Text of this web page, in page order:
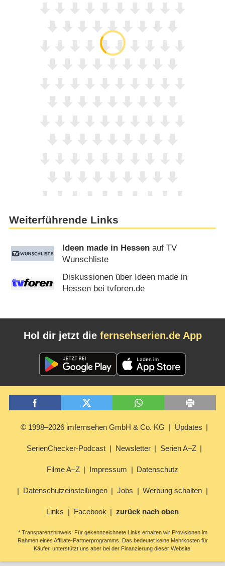
Weiterführende Links
Ideen made in Hessen auf TV
Wunschliste
Diskussionen über Ideen made in
Hessen bei tvforen.de
Hol dir jetzt die fernsehserien.de App
© 1998–2026 imfernsehen GmbH & Co. KG Updates
SerienChecker-Podcast Newsletter Serien A–Z
Filme A–Z Impressum Datenschutz
Datenschutzeinstellungen Jobs Werbung schalten
Links Facebook zurück nach oben
* Transparenzhinweis: Für gekennzeichnete Links erhalten wir Provisionen im
Rahmen eines Affiliate-Partnerprogramms. Das bedeutet keine Mehrkosten für
Käufer, unterstützt uns aber bei der Finanzierung dieser Website.